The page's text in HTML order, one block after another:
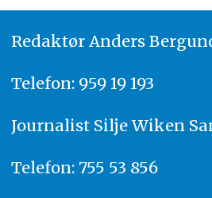
Redaktør Anders
Telefon: 959 19 193
Journalist Silje Wiken
Telefon: 755 53 856